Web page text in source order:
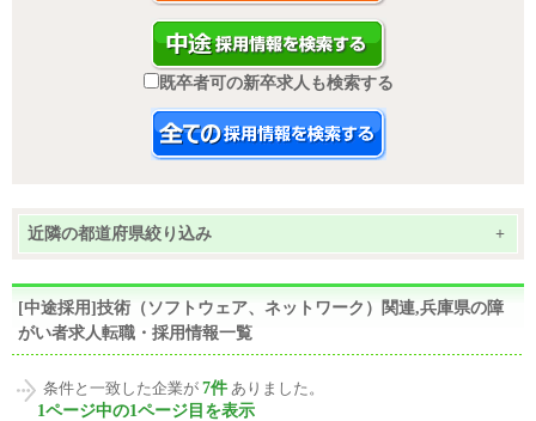
既卒者可の新卒求人も検索する
近隣の都道府県絞り込み +
[中途採用]技術（ソフトウェア、ネットワーク）関連,兵庫県の障
がい者求人転職・採用情報一覧
条件と一致した企業が 7件 ありました。
1ページ中の1ページ目を表示